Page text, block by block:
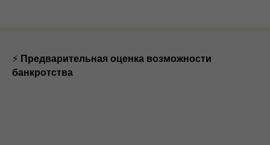
⚡ Предварительная оценка возможности
банкротства